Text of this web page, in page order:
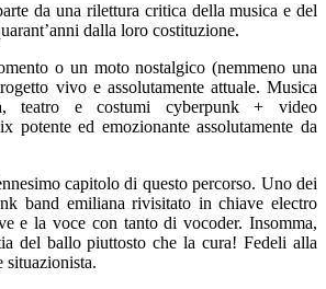
da una rilettura critica della musica e del
dalla loro costituzione.
o un moto nostalgico (nemmeno una
vivo e assolutamente attuale. Musica
teatro e costumi cyberpunk + video
potente ed emozionante assolutamente da
capitolo di questo percorso. Uno dei
band emiliana rivisitato in chiave electro
e la voce con tanto di vocoder. Insomma,
del ballo piuttosto che la cura! Fedeli alla
situazionista.